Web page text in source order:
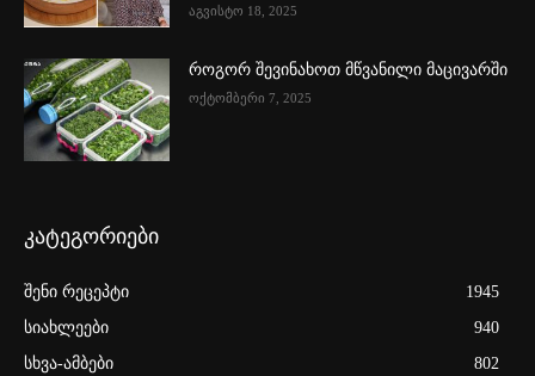
აგვისტო 18, 2025
როგორ შევინახოთ მწვანილი მაცივარში
ოქტომბერი 7, 2025
კატეგორიები
შენი რეცეპტი
1945
სიახლეები
940
სხვა-ამბები
802